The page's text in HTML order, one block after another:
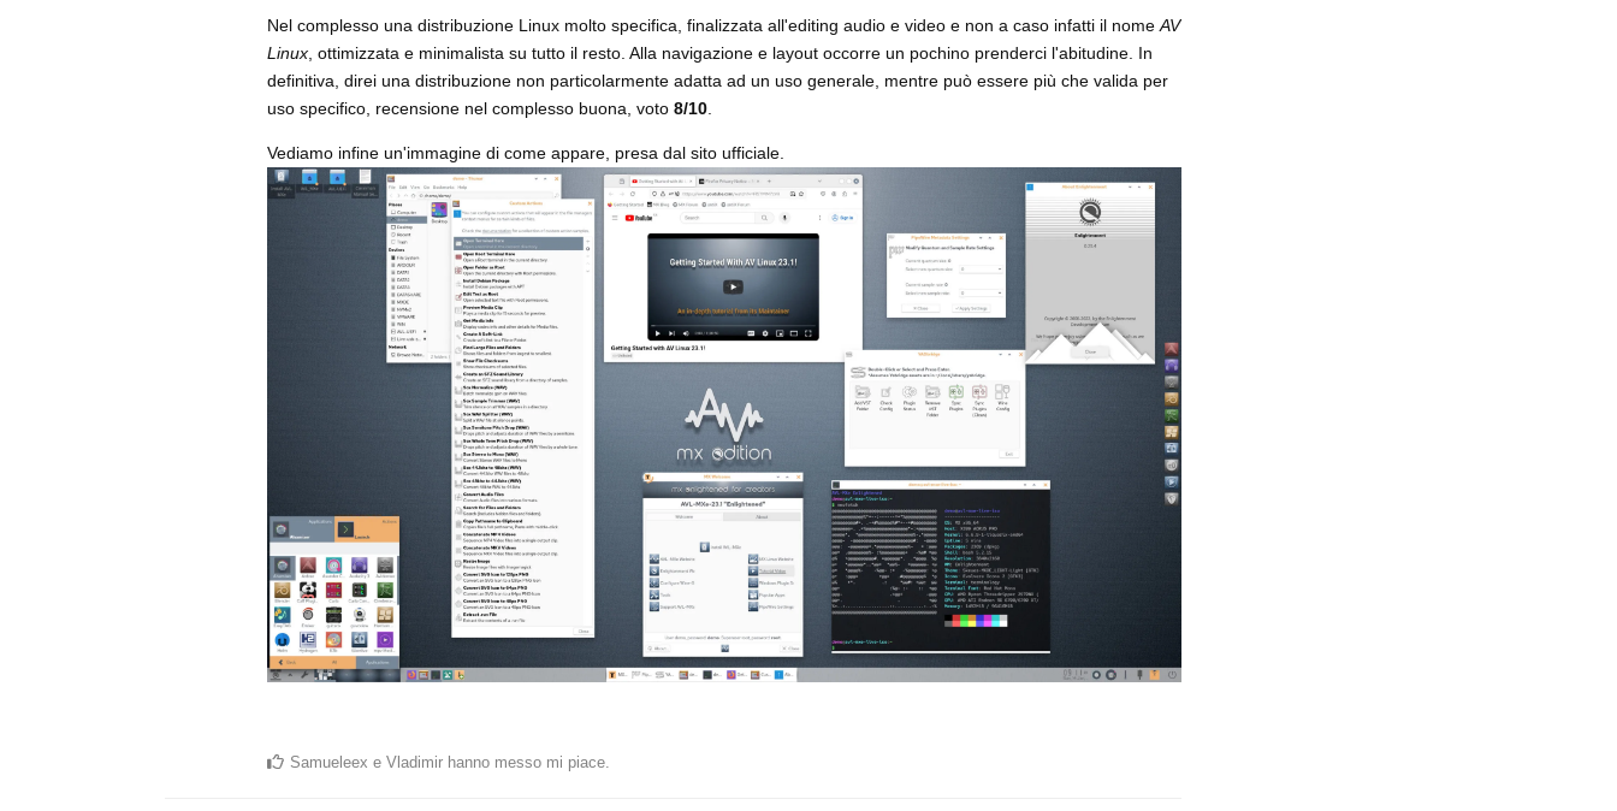
Nel complesso una distribuzione Linux molto specifica, finalizzata all'editing audio e video e non a caso infatti il nomeAV
Linux, ottimizzata e minimalista su tutto il resto. Alla navigazione e layout occorre un pochino prenderci l'abitudine. In
definitiva, direi una distribuzione non particolarmente adatta ad un uso generale, mentre può essere più che valida per
uso specifico, recensione nel complesso buona, voto 8/10.
Vediamo infine un'immagine di come appare, presa dal sito ufficiale.
Samueleex e Vladimir hanno messo mi piace